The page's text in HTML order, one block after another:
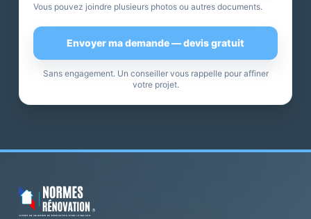
Vous pouvez joindre plusieurs photos ou autres documents.
Envoyer ma demande — devis gratuit
Sans engagement. Un conseiller vous rappelle pour affiner
votre projet.